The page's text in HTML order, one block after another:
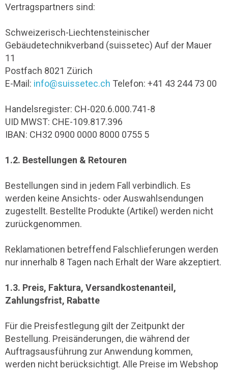
Vertragspartners sind:
Schweizerisch-Liechtensteinischer
Gebäudetechnikverband (suissetec) Auf der Mauer
11
Postfach 8021 Zürich
E-Mail: info@suissetec.ch Telefon: +41 43 244 73 00
Handelsregister: CH-020.6.000.741-8
UID MWST: CHE-109.817.396
IBAN: CH32 0900 0000 8000 0755 5
1.2. Bestellungen & Retouren
Bestellungen sind in jedem Fall verbindlich. Es
werden keine Ansichts- oder Auswahlsendungen
zugestellt. Bestellte Produkte (Artikel) werden nicht
zurückgenommen.
Reklamationen betreffend Falschlieferungen werden
nur innerhalb 8 Tagen nach Erhalt der Ware akzeptiert.
1.3. Preis, Faktura, Versandkostenanteil,
Zahlungsfrist, Rabatte
Für die Preisfestlegung gilt der Zeitpunkt der
Bestellung. Preisänderungen, die während der
Auftragsausführung zur Anwendung kommen,
werden nicht berücksichtigt. Alle Preise im Webshop